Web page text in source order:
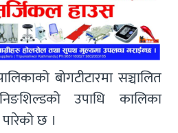
बोगटीटारमा सञ्चालित
उपाधि कालिका
छ ।